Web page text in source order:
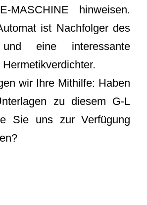
MASCHINE hinweisen.
ist Nachfolger des
eine interessante
wir Ihre Mithilfe: Haben
zu diesem G-L
Sie uns zur Verfügung